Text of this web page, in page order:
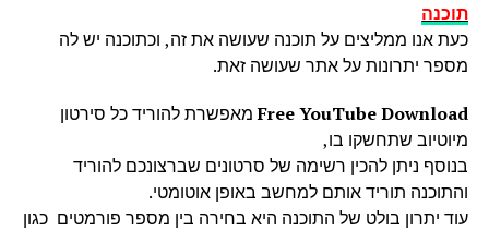
תוכנה
כעת אנו ממליצים על תוכנה שעושה את זה, וכתוכנה יש לה
מספר יתרונות על אתר שעושה זאת.
Free YouTube Download מאפשרת להוריד כל סירטון
מיוטיוב שתחשקו בו,
בנוסף ניתן להכין רשימה של סרטונים שברצונכם להוריד
והתוכנה תוריד אותם למחשב באופן אוטומטי.
עוד יתרון בולט של התוכנה היא בחירה בין מספר פורמטים כגון